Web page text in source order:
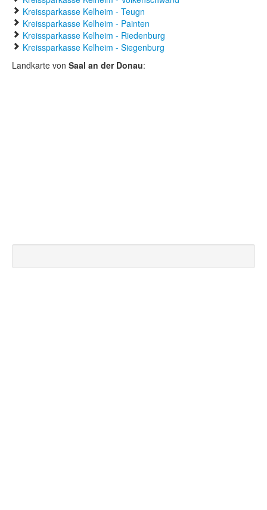
Kreissparkasse Kelheim - Teugn
Kreissparkasse Kelheim - Painten
Kreissparkasse Kelheim - Riedenburg
Kreissparkasse Kelheim - Siegenburg
Landkarte von Saal an der Donau: